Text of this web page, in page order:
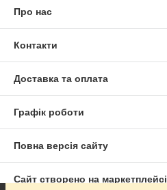
Про нас
Контакти
Доставка та оплата
Графік роботи
Повна версія сайту
Сайт створено на маркетплейсі